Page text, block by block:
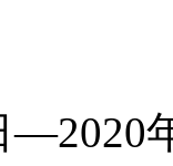
—2020